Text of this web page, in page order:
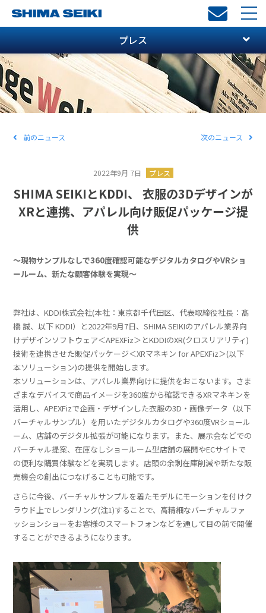
プレス
次のニュース
前のニュース
2022年9月 7日 プレス
SHIMA SEIKIとKDDI、 衣服の3Dデザインが
XRと連携、アパレル向け販促パッケージ提
供
～現物サンプルなしで360度確認可能なデジタルカタログやVRショ
ールーム、新たな顧客体験を実現～
弊社は、KDDI株式会社(本社：東京都千代田区、代表取締役社長：髙
橋 誠、以下 KDDI）と2022年9月7日、SHIMA SEIKIのアパレル業界向
けデザインソフトウェア＜APEXFiz＞とKDDIのXR(クロスリアリティ)
技術を連携させた販促パッケージ＜XRマネキン for APEXFiz＞(以下
本ソリューション)の提供を開始します。
本ソリューションは、アパレル業界向けに提供をおこないます。さま
ざまなデバイスで商品イメージを360度から確認できるXRマネキンを
活用し、APEXFizで企画・デザインした衣服の3D・画像データ（以下
バーチャルサンプル）を用いたデジタルカタログや360度VRショール
ーム、店舗のデジタル拡張が可能になります。また、展示会などでの
バーチャル提案、在庫なしショールーム型店舗の展開やECサイトで
の便利な購買体験などを実現します。店頭の余剰在庫削減や新たな販
売機会の創出につなげることも可能です。
さらに今後、バーチャルサンプルを着たモデルにモーションを付けク
ラウド上でレンダリング(注1)することで、高精細なバーチャルファ
ッションショーをお客様のスマートフォンなどを通して目の前で開催
することができるようになります。